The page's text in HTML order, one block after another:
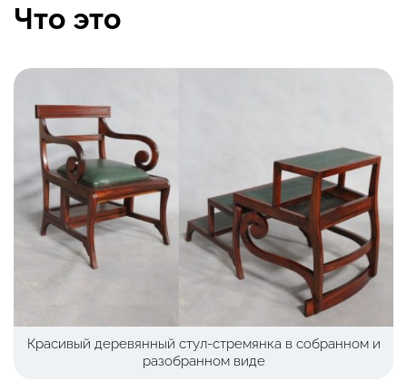
Что это
Красивый деревянный стул-стремянка в собранном и
разобранном виде